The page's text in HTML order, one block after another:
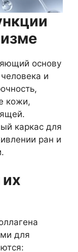
основу
и
кожи,
каркас для
ран и
для